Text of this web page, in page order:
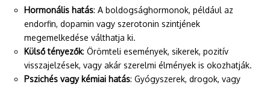
Hormonális hatás: A boldogsághormonok, például az
endorfin, dopamin vagy szerotonin szintjének
megemelkedése válthatja ki.
Külső tényezők: Örömteli események, sikerek, pozitív
visszajelzések, vagy akár szerelmi élmények is okozhatják.
Pszichés vagy kémiai hatás: Gyógyszerek, drogok, vagy